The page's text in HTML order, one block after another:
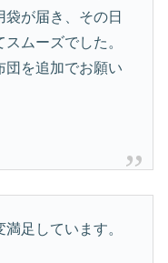
が届き、その日
ムーズでした。
団を追加でお願い
足しています。